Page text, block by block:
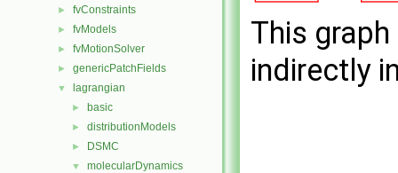
► fvConstraints
► fvModels
► fvMotionSolver
► genericPatchFields
▼ lagrangian
► basic
► distributionModels
► DSMC
▼ molecularDynamics
This
indirectly